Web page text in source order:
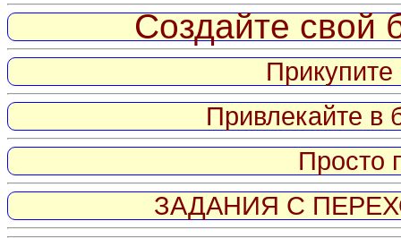
Создайте свой
Привлекайте в
Просто
ЗАДАНИЯ С